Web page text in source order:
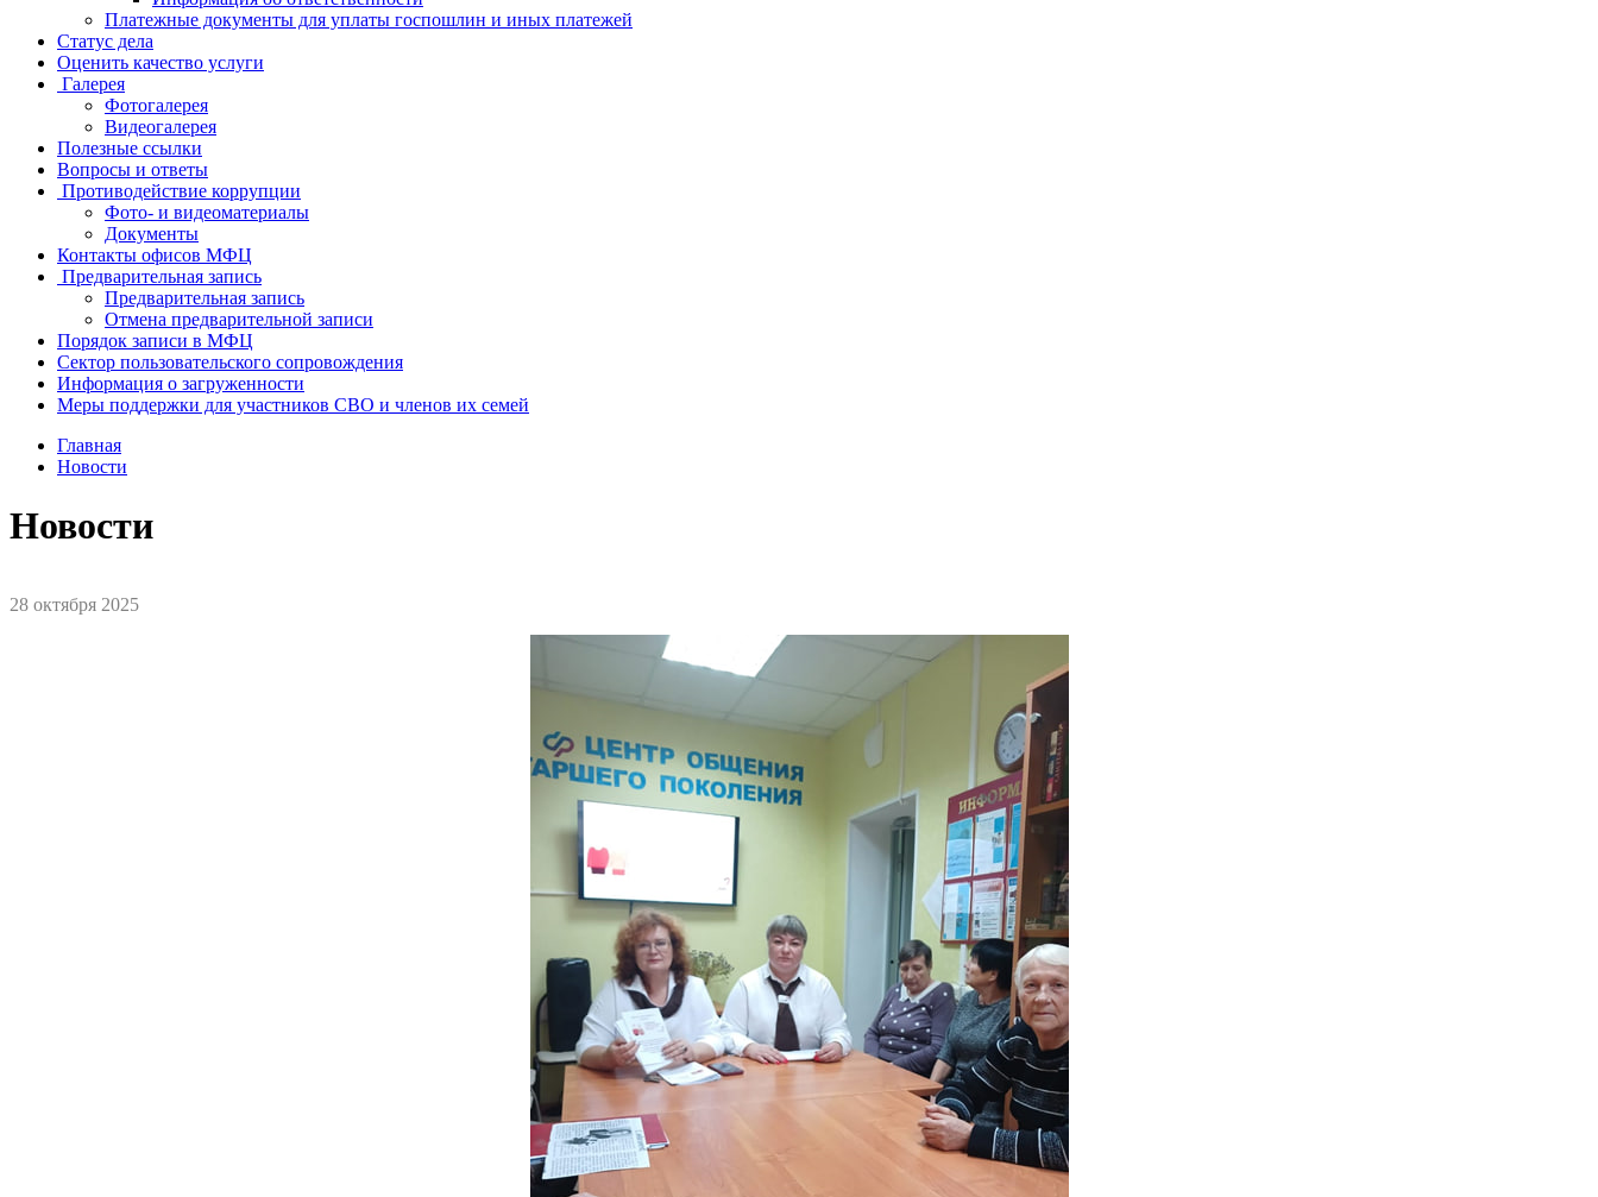
Платежные документы для уплаты госпошлин и иных платежей
Статус дела
Оценить качество услуги
Галерея
Фотогалерея
Видеогалерея
Полезные ссылки
Вопросы и ответы
Противодействие коррупции
Фото- и видеоматериалы
Документы
Контакты офисов МФЦ
Предварительная запись
Предварительная запись
Отмена предварительной записи
Порядок записи в МФЦ
Сектор пользовательского сопровождения
Информация о загруженности
Меры поддержки для участников СВО и членов их семей
Главная
Новости
Новости
28 октября 2025